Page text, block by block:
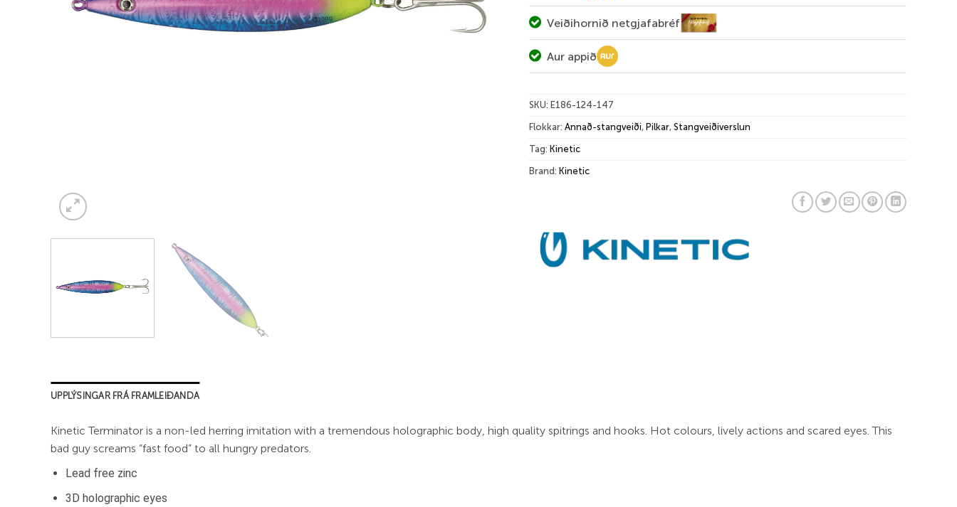
Veiðihornið netgjafabréf
Aur appið
SKU: E186-124-147
Flokkar: Annað-stangveiði, Pilkar, Stangveiðiverslun
Tag: Kinetic
Brand: Kinetic
UPPLÝSINGAR FRÁ FRAMLEIÐANDA
Kinetic Terminator is a non-led herring imitation with a tremendous holographic body, high quality spitrings and hooks. Hot colours, lively actions and scared eyes. This
bad guy screams “fast food” to all hungry predators.
Lead free zinc
3D holographic eyes